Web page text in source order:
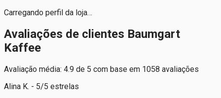
Carregando perfil da loja…
Avaliações de clientes Baumgart
Kaffee
Avaliação média: 4.9 de 5 com base em 1058 avaliações
Alina K. - 5/5 estrelas